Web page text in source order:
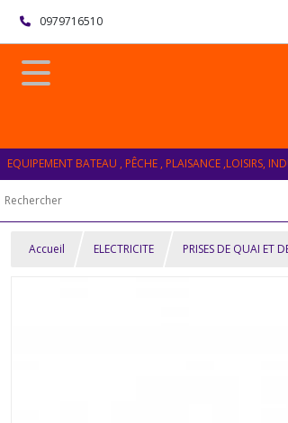
0979716510
EQUIPEMENT BATEAU , PÊCHE , PLAISANCE ,LOISIRS,
Accueil ELECTRICITE PRISES DE QUAI ET